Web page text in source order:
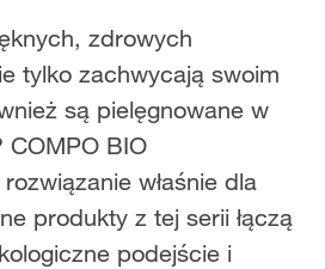
zdrowych
tylko zachwycają swoim
są pielęgnowane w
COMPO BIO
właśnie dla
produkty z tej serii łączą
podejście i